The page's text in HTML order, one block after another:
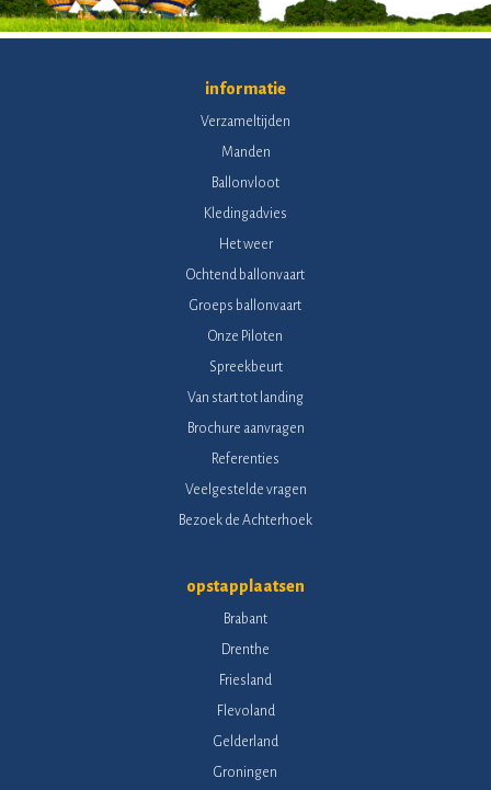
informatie
Verzameltijden
Manden
Ballonvloot
Kledingadvies
Het weer
Ochtend ballonvaart
Groeps ballonvaart
Onze Piloten
Spreekbeurt
Van start tot landing
Brochure aanvragen
Referenties
Veelgestelde vragen
Bezoek de Achterhoek
opstapplaatsen
Brabant
Drenthe
Friesland
Flevoland
Gelderland
Groningen